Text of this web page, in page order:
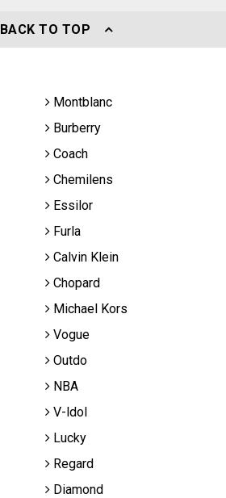
BACK TO TOP
Montblanc
Burberry
Coach
Chemilens
Essilor
Furla
Calvin Klein
Chopard
Michael Kors
Vogue
Outdo
NBA
V-ldol
Lucky
Regard
Diamond